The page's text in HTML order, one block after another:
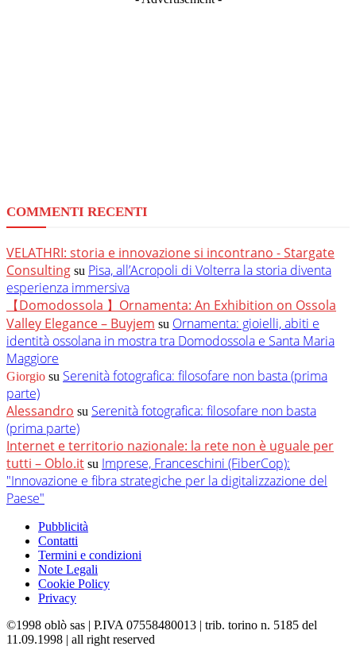
COMMENTI RECENTI
VELATHRI: storia e innovazione si incontrano - Stargate
Consulting su Pisa, all’Acropoli di Volterra la storia diventa
esperienza immersiva
【Domodossola 】Ornamenta: An Exhibition on Ossola
Valley Elegance – Buyjem su Ornamenta: gioielli, abiti e
identità ossolana in mostra tra Domodossola e Santa Maria
Maggiore
Giorgio su Serenità fotografica: filosofare non basta (prima
parte)
Alessandro su Serenità fotografica: filosofare non basta
(prima parte)
Internet e territorio nazionale: la rete non è uguale per
tutti – Oblo.it su Imprese, Franceschini (FiberCop):
"Innovazione e fibra strategiche per la digitalizzazione del
Paese"
Pubblicità
Contatti
Termini e condizioni
Note Legali
Cookie Policy
Privacy
©1998 oblò sas | P.IVA 07558480013 | trib. torino n. 5185 del
11.09.1998 | all right reserved